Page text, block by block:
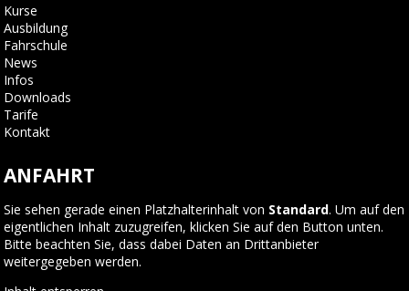
Kurse
Ausbildung
Fahrschule
News
Infos
Downloads
Tarife
Kontakt
ANFAHRT
Sie sehen gerade einen Platzhalterinhalt von Standard. Um auf den
eigentlichen Inhalt zuzugreifen, klicken Sie auf den Button unten.
Bitte beachten Sie, dass dabei Daten an Drittanbieter
weitergegeben werden.